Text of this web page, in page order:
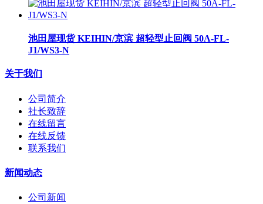
池田屋现货 KEIHIN/京滨 超轻型止回阀 50A-FL-
J1/WS3-N
关于我们
公司简介
社长致辞
在线留言
在线反馈
联系我们
新闻动态
公司新闻